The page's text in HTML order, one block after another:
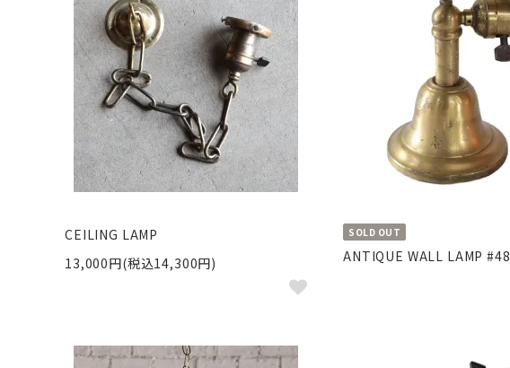
CEILING LAMP
13,000円(税込14,300円)
SOLD OUT
ANTIQUE WALL LAMP #48